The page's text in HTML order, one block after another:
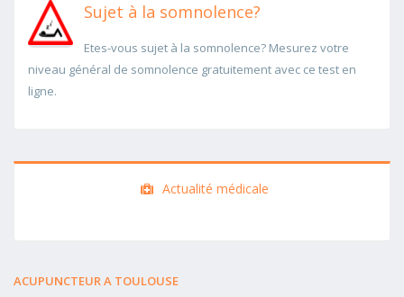
Sujet à la somnolence?
Etes-vous sujet à la somnolence? Mesurez votre
niveau général de somnolence gratuitement avec ce test en
ligne.
Actualité médicale
ACUPUNCTEUR A TOULOUSE